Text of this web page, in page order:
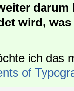
wird,
ich das
of